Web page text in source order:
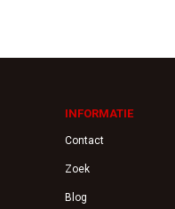
INFORMATIE
Contact
Zoek
Blog